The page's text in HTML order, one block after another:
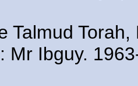
Talmud
Mr Ibguy.